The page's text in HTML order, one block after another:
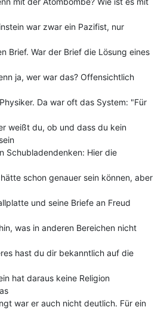
war zwar ein Pazifist, nur
Brief. War der Brief die Lösung eines
ja, wer war das? Offensichtlich
Da war oft das System: "Für
weißt du, ob und dass du kein
Schubladendenken: Hier die
schon genauer sein können, aber
und seine Briefe an Freud
was in anderen Bereichen nicht
hast du dir bekanntlich auf die
hat daraus keine Religion
war er auch nicht deutlich. Für ein